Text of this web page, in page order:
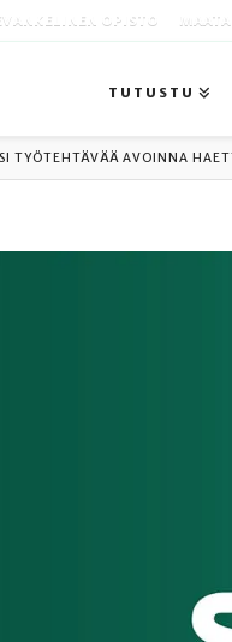
OPISTO
TUTUSTU
TYÖTEHTÄVÄÄ AVOINNA